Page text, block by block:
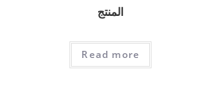
المنتج
Read more